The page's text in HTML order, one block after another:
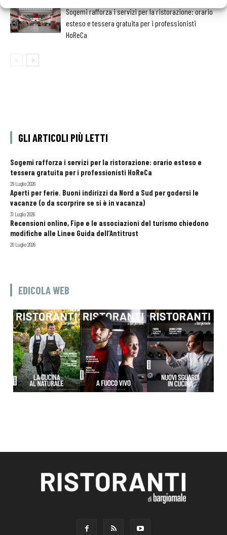
Sogemi rafforza i servizi per la ristorazione: orario
esteso e tessera gratuita per i professionisti
HoReCa
GLI ARTICOLI PIÙ LETTI
Sogemi rafforza i servizi per la ristorazione: orario esteso e
tessera gratuita per i professionisti HoReCa
29 Luglio 2026
Aperti per ferie. Buoni indirizzi da Nord a Sud per godersi le
vacanze (o da scorprire se si è in vacanza)
31 Luglio 2026
Recensioni online, Fipe e le associazioni del turismo chiedono
modifiche alle Linee Guida dell’Antitrust
20 Luglio 2026
EDICOLA WEB